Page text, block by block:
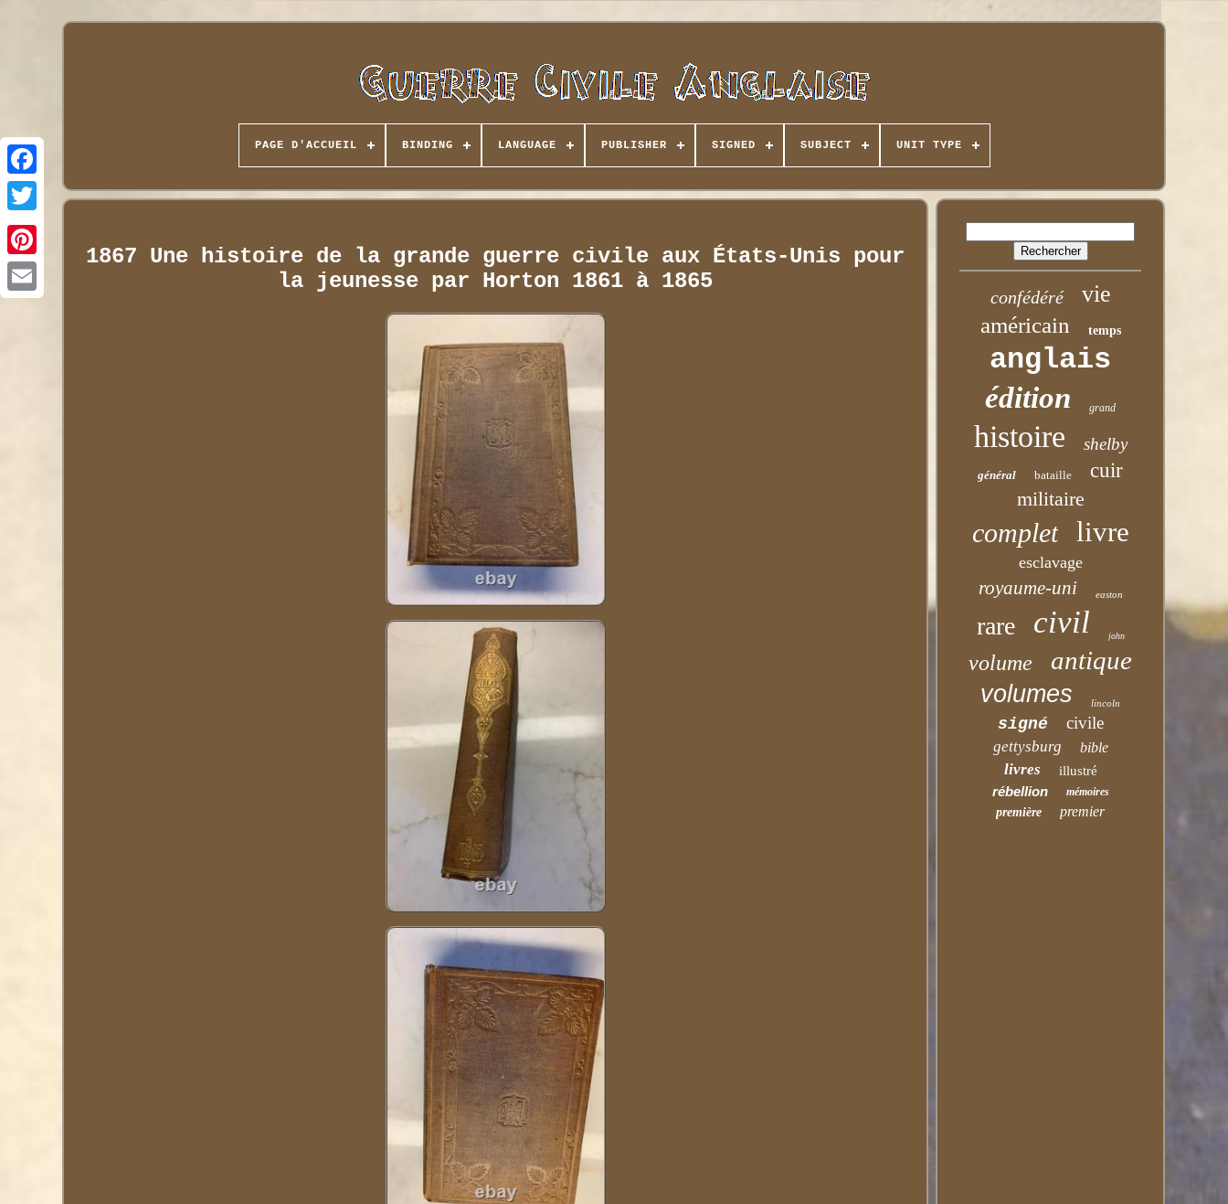
PAGE D'ACCUEIL BINDING LANGUAGE PUBLISHER SIGNED SUBJECT UNIT TYPE
1867 Une histoire de la grande guerre civile aux États-Unis pour
la jeunesse par Horton 1861 à 1865
confédéré vie
américain temps
anglais
édition grand
histoire shelby
général bataille
cuir
militaire
complet livre
esclavage
royaume-uni easton
rare civil john
volume antique
volumes lincoln
signé civile
gettysburg bible
livres illustré
rébellion mémoires
première premier